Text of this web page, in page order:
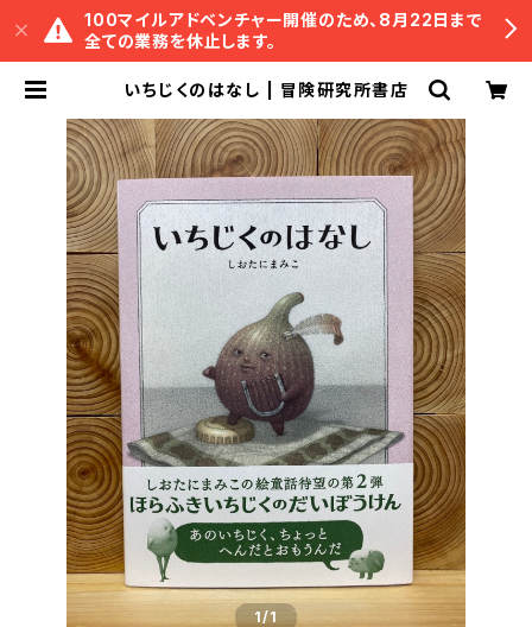
100マイルアドベンチャー開催のため、8月22日まで
全ての業務を休止します。
いちじくのはなし | 冒険研究所書店
1/1